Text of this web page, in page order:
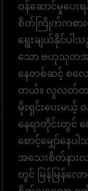
ဝန်ဆောင်မှုပေ
စိတ်ကြိုက်ကစားရ
ရွေးချယ်နိုင်ပါ
သော ဗဟုသုတအန
နေတစ်ဆင့် စလေ
တယ်။ လူလတ်တန်
မိုးရှင်းပေးမယ့်
နေရာတိုင်းတွင် လ
စောင့်မျှော်နေ
အသေးစိတ်နားလ
တွင် မြန်မြန်လ